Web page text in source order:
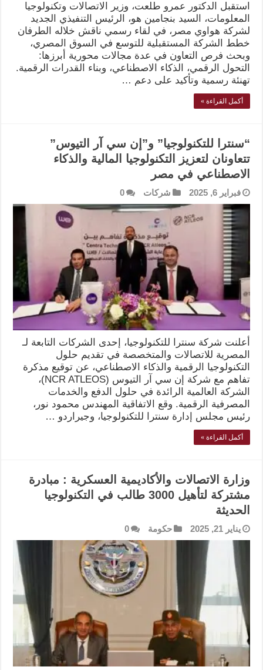
استقبل الدكتور عمرو طلعت، وزير الاتصالات وتكنولوجيا
المعلومات، السيد بنجامين هو، الرئيس التنفيذي الجديد
لشركة هواوي مصر، في لقاء رسمي ناقش خلاله الطرفان
خطط الشركة المستقبلية للتوسع في السوق المصري،
وبحث فرص التعاون في عدة مجالات محورية أبرزها:
التحول الرقمي، الذكاء الاصطناعي، وبناء القدرات الرقمية.
تهنئة رسمية وتأكيد على دعم …
أكمل القراءة »
“سنترا للتكنولوجيا” و”إن سي آر التيوس”
تتعاونان لتعزيز التكنولوجيا المالية والذكاء
الاصطناعي في مصر
فبراير 6, 2025 شركات 0
أعلنت شركة سنترا للتكنولوجيا، إحدى الشركات التابعة لـ
المصرية للاتصالات والمتخصصة في تقديم حلول
التكنولوجيا الرقمية والذكاء الاصطناعي، عن توقيع مذكرة
تفاهم مع شركة إن سي آر التيوس (NCR ATLEOS)،
الشركة العالمية الرائدة في حلول الدفع والخدمات
المصرفية الرقمية. وقع الاتفاقية المهندس محمود نور،
رئيس مجلس إدارة سنترا للتكنولوجيا، وجيراردو …
أكمل القراءة »
وزارة الاتصالات والأكاديمية العسكرية : مبادرة
مشتركة لتأهيل 3000 طالب في التكنولوجيا
الحديثة
يناير 21, 2025 حكومة 0